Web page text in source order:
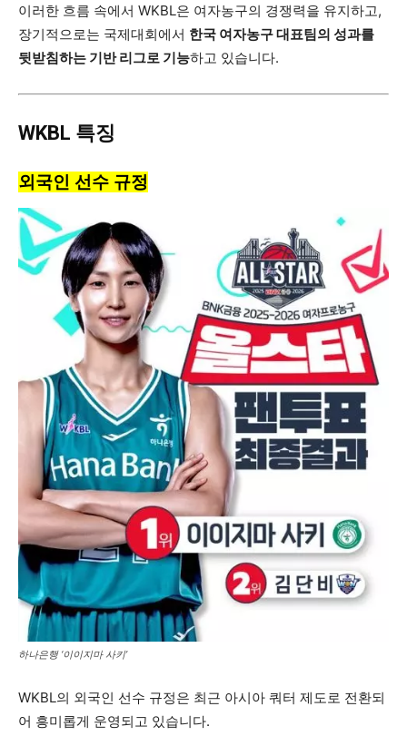
이러한 흐름 속에서 WKBL은 여자농구의 경쟁력을 유지하고,
장기적으로는 국제대회에서 한국 여자농구 대표팀의 성과를
뒷받침하는 기반 리그로 기능하고 있습니다.
WKBL 특징
외국인 선수 규정
하나은행 ‘이이지마 사키’
WKBL의 외국인 선수 규정은 최근 아시아 쿼터 제도로 전환되
어 흥미롭게 운영되고 있습니다.